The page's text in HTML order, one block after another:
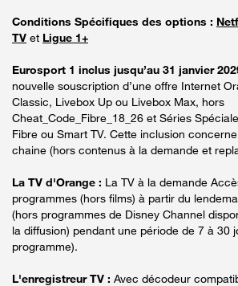
Conditions Spécifiques des options :
TV et Ligue 1+
Eurosport 1 inclus jusqu’au 31 janvier
nouvelle souscription d’une offre Internet
Classic, Livebox Up ou Livebox Max, hors
Cheat_Code_Fibre_18_26 et Séries
Fibre ou Smart TV. Cette inclusion
chaine (hors contenus à la demande et
La TV d'Orange : La TV à la demande
programmes (hors films) à partir du
(hors programmes de Disney Channel
la diffusion) pendant une période de 7 à 30
programme).
L'enregistreur TV : Avec décodeur